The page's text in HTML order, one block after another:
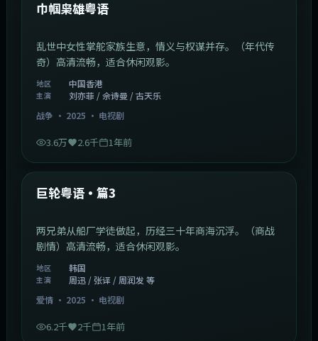
最新
巾帼枭雄粤语
乱世中女性掌舵家族生意，情义与权谋并存。（年代传
奇）高清流畅，适合休闲观影。
地区 中国香港
主演
刘亦菲 / 佘诗曼 / 古天乐
战争 · 2025 · 电视剧
3.6万 2.6千 1年前
最新
巨轮粤语·篇3
两兄弟从船厂学徒做起，历经三十年商海沉浮。（商战
剧情）高清流畅，适合休闲观影。
地区 韩国
主演
周迅 / 张译 / 周润发 等
爱情· 2025 · 电视剧
6.2千 2千 1年前